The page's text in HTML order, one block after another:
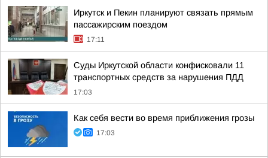
Иркутск и Пекин планируют связать прямым
пассажирским поездом
17:11
Суды Иркутской области конфисковали 11
транспортных средств за нарушения ПДД
17:03
Как себя вести во время приближения грозы
17:03